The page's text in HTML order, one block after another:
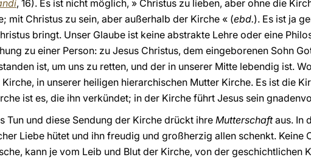
, 16). Es ist nicht möglich, » Christus zu lieben, aber ohne die
mit Christus zu sein, aber außerhalb der Kirche « (ebd.). Es ist ja
bringt. Unser Glaube ist keine abstrakte Lehre oder eine
zu einer Person: zu Jesus Christus, dem eingeborenen Sohn
ist, um uns zu retten, und der in unserer Mitte lebendig ist.
Kirche, in unserer heiligen hierarchischen Mutter Kirche. Es ist die
ist es, die ihn verkündet; in der Kirche führt Jesus sein
Tun und diese Sendung der Kirche drückt ihre Mutterschaftaus. In
Liebe hütet und ihn freudig und großherzig allen schenkt. Keine
kann je vom Leib und Blut der Kirche, von der geschichtlichen